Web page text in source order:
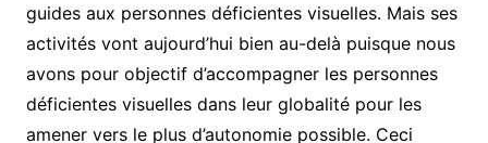
guides aux personnes déficientes visuelles. Mais ses
activités vont aujourd’hui bien au-delà puisque nous
avons pour objectif d’accompagner les personnes
déficientes visuelles dans leur globalité pour les
amener vers le plus d’autonomie possible. Ceci